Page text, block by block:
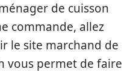
de cuisson
commande, allez
le site marchand de
vous permet de faire